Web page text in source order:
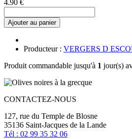
4.90 €
Ajouter au panier
Producteur : VERGERS D
Produit commandable jusqu'à 1 jour(s)
CONTACTEZ-NOUS
127, rue du Temple de Blosne
35136 Saint-Jacques de la Lande
Tél : 02 99 35 32 06